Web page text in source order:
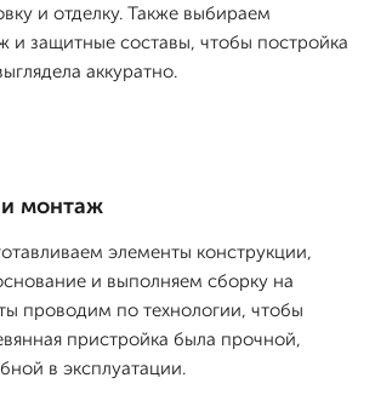
и отделку. Также выбираем
и защитные составы, чтобы постройка
аккуратно.
и монтаж
элементы конструкции,
и выполняем сборку на
проводим по технологии, чтобы
пристройка была прочной,
в эксплуатации.